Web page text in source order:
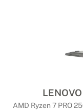
AMD Ryzen 7 PRO